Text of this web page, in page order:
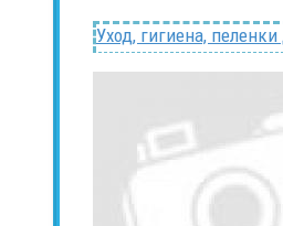
Уход, гигиена, пеленки